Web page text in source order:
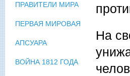
На
ПРАВИТЕЛИ МИРА
ПЕРВАЯ МИРОВАЯ
АПСУАРА
ВОЙНА 1812 ГОДА